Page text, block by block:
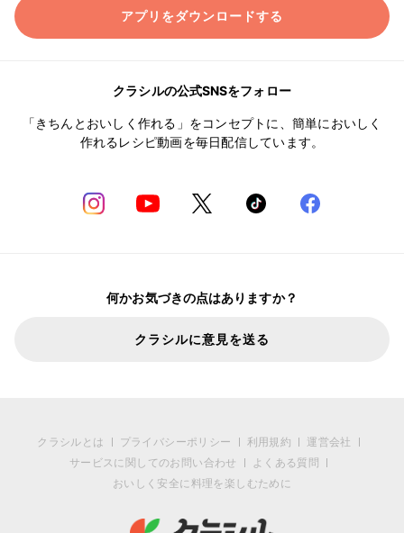
アプリをダウンロードする
クラシルの公式SNSをフォロー
「きちんとおいしく作れる」をコンセプトに、簡単においしく
作れるレシピ動画を毎日配信しています。
何かお気づきの点はありますか？
クラシルに意見を送る
クラシルとは プライバシーポリシー 利用規約
運営会社
サービスに関してのお問い合わせ
よくある質問
おいしく安全に料理を楽しむために